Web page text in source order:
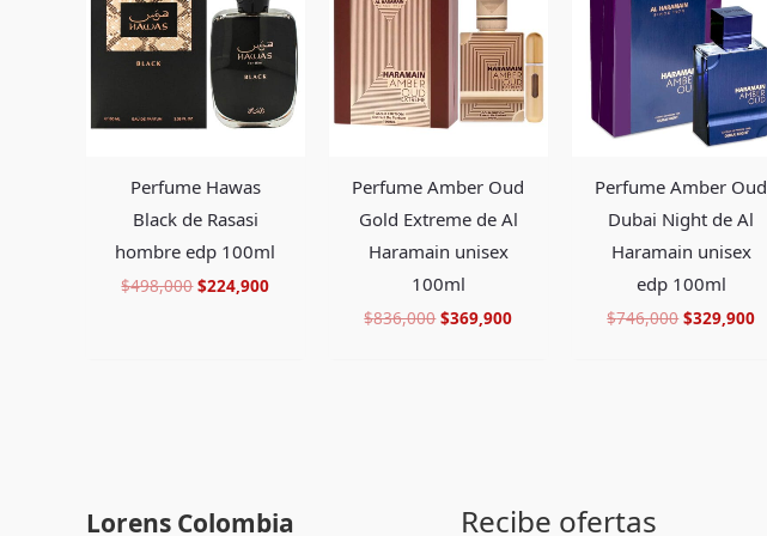
Perfume Hawas
Black de Rasasi
hombre edp 100ml
$498,000
era:
$498,000.
$224,900
es:
$224,900.
Perfume Amber Oud
Gold Extreme de Al
Haramain unisex
100ml
$836,000
$836,000.
$369,900
$369,900.
Perfume Amber Oud
Dubai Night de Al
Haramain unisex
edp 100ml
$746,000
era:
$746,000.
$329,900
Lorens Colombia Recibe ofertas